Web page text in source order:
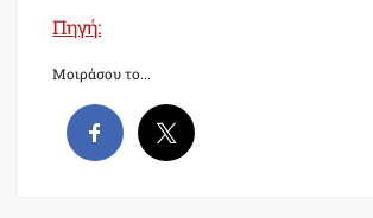
Πηγή:
Μοιράσου το...